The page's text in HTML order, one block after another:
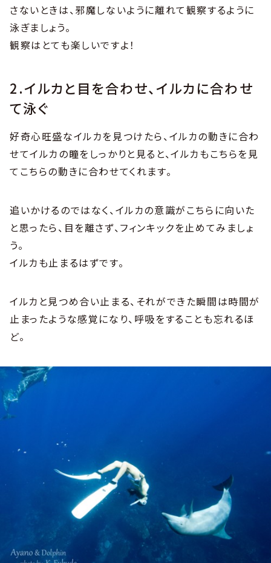
さないときは、邪魔しないように離れて観察するように
泳ぎましょう。
観察はとても楽しいですよ！
2.イルカと目を合わせ、イルカに合わせ
て泳ぐ
好奇心旺盛なイルカを見つけたら、イルカの動きに合わ
せてイルカの瞳をしっかりと見ると、イルカもこちらを見
てこちらの動きに合わせてくれます。
追いかけるのではなく、イルカの意識がこちらに向いた
と思ったら、目を離さず、フィンキックを止めてみましょ
う。
イルカも止まるはずです。
イルカと見つめ合い止まる、それができた瞬間は時間が
止まったような感覚になり、呼吸をすることも忘れるほ
ど。